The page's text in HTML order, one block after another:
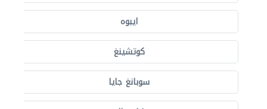
ايبوه
كوتشينغ
سوبانغ جايا